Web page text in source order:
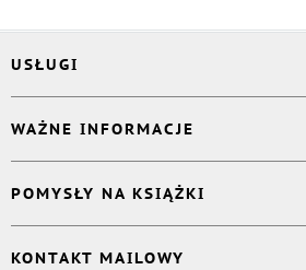
USŁUGI
Korektor
Projektant okładki
Druk Twojej książki
Publikacja
WAŻNE INFORMACJE
Książki Ridero
Pomoc
Polityka prywatności
POMYSŁY NA KSIĄŻKI
KONTAKT MAILOWY